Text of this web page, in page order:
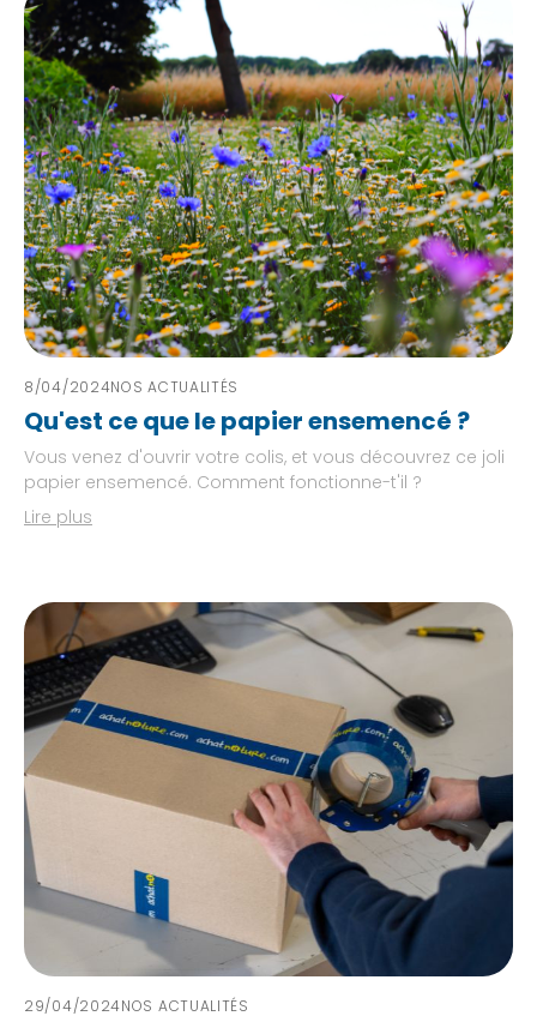
8/04/2024NOS ACTUALITÉS
Qu'est ce que le papier ensemencé ?
Vous venez d'ouvrir votre colis, et vous découvrez ce joli
papier ensemencé. Comment fonctionne-t'il ?
Lire plus
29/04/2024NOS ACTUALITÉS